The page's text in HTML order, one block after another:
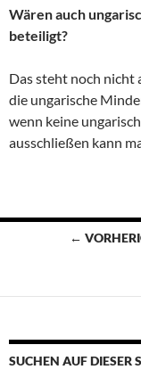
Wären auch
beteiligt?
Das steht noch nicht
die ungarische
wenn keine
ausschließen kann
←
SUCHEN AUF DIESER